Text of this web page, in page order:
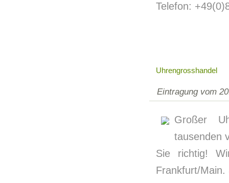
Telefon:
Uhrengrosshandel
Eintragung vom
Großer
tausenden
Sie richtig!
Frankfurt/Main.